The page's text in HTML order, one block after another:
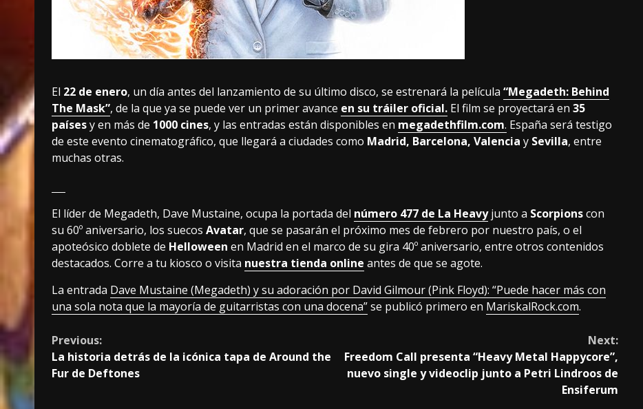
El 22 de enero, un día antes del lanzamiento de su último disco, se estrenará la película “Megadeth: Behind
The Mask”, de la que ya se puede ver un primer avance en su tráiler oficial. El film se proyectará en 35
paísesy en más de 1000 cines, y las entradas están disponibles en megadethfilm.com. España será testigo
de este evento cinematográfico, que llegará a ciudades como Madrid, Barcelona, Valencia y Sevilla, entre
muchas otras.
El líder de Megadeth, Dave Mustaine, ocupa la portada del número 477 de La Heavyjunto a Scorpionscon
su 60º aniversario, los suecos Avatar, que se pasarán el próximo mes de febrero por nuestro país, o el
apoteósico doblete de Helloween en Madrid en el marco de su gira 40º aniversario, entre otros contenidos
destacados. Corre a tu kiosco o visita nuestra tienda online antes de que se agote.
La entrada Dave Mustaine (Megadeth) y su adoración por David Gilmour (Pink Floyd): “Puede hacer más con
una sola nota que la mayoría de guitarristas con una docena”se publicó primero en MariskalRock.com.
Continue
Reading
Previous:
La historia detrás de la icónica tapa de Around the
Fur de Deftones
Next:
Freedom Call presenta “Heavy Metal Happycore”,
nuevo single y videoclip junto a Petri Lindroos de
Ensiferum